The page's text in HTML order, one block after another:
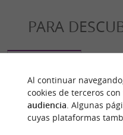
PARA
Al continuar
cookies de terceros
audiencia. Algunas
cuyas plataformas